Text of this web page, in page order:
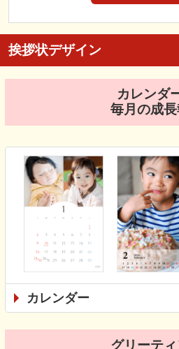
挨拶状デザイン
カレンダ
毎月の成
カレンダー
グリーテ